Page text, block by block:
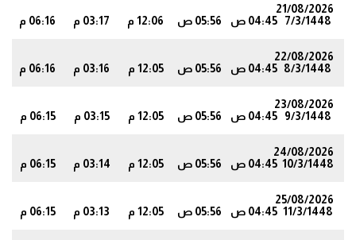
21/08/2026
7/3/1448
04:45 ص 05:56 ص 12:06 م 03:17 م 06:16 م
22/08/2026
8/3/1448 04:45 ص 05:56 ص 12:05 م 03:16 م 06:16 م
23/08/2026
9/3/1448
04:45 ص 05:56 ص 12:05 م 03:15 م 06:15 م
24/08/2026
10/3/1448 04:45 ص 05:56 ص 12:05 م 03:14 م 06:15 م
25/08/2026
11/3/1448 04:45 ص 05:56 ص 12:05 م 03:13 م 06:15 م